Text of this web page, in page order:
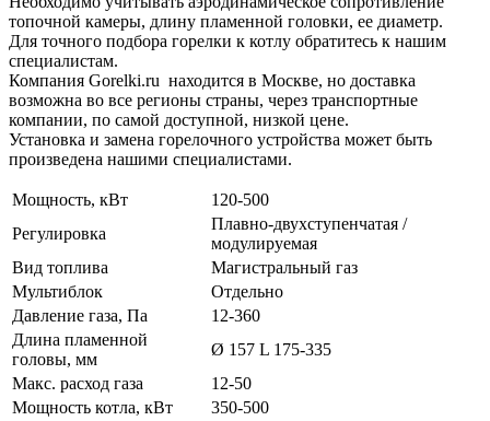
топочной камеры, длину пламенной головки, ее диаметр.
Для точного подбора горелки к котлу обратитесь к нашим
специалистам.
Компания Gorelki.ru находится в Москве, но доставка
возможна во все регионы страны, через транспортные
компании, по самой доступной, низкой цене.
Установка и замена горелочного устройства может быть
произведена нашими специалистами.
Мощность, кВт
120-500
Регулировка
Плавно-двухступенчатая /
модулируемая
Вид топлива
Магистральный газ
Мультиблок
Отдельно
Давление газа, Па
12-360
Длина пламенной
головы, мм
Ø 157 L 175-335
Макс. расход газа
12-50
Мощность котла, кВт
350-500